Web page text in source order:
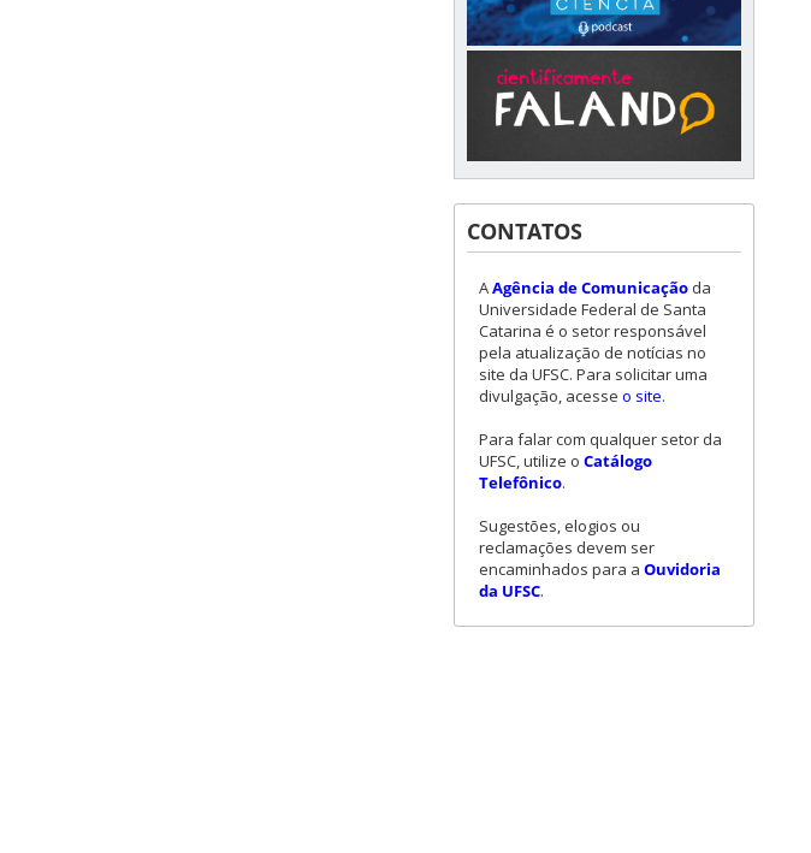
CONTATOS
AAgência de Comunicação da
Universidade Federal de Santa
Catarina é o setor responsável
pela atualização de notícias no
site da UFSC. Para solicitar uma
divulgação, acesse o site.
Para falar com qualquer setor da
UFSC, utilize o Catálogo
Telefônico.
Sugestões, elogios ou
reclamações devem ser
encaminhados para a Ouvidoria
da UFSC.